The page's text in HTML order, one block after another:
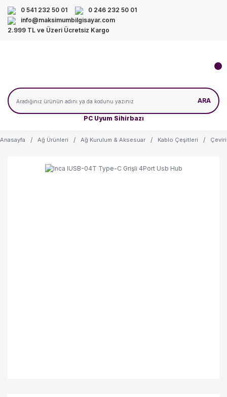
0 541 232 50 01
0 246 232 50 01
info@maksimumbilgisayar.com
2.999 TL ve Üzeri Ücretsiz Kargo
PC Uyum Sihirbazı
ARA
Anasayfa Ağ Ürünleri Ağ Kurulum & Aksesuar Kablo Çeşitleri